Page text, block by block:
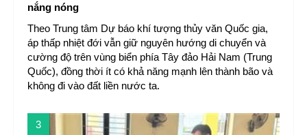
nắng nóng
Theo Trung tâm Dự báo khí tượng thủy văn Quốc gia,
áp thấp nhiệt đới vẫn giữ nguyên hướng di chuyển và
cường độ trên vùng biển phía Tây đảo Hải Nam (Trung
Quốc), đồng thời ít có khả năng mạnh lên thành bão và
không đi vào đất liền nước ta.
3